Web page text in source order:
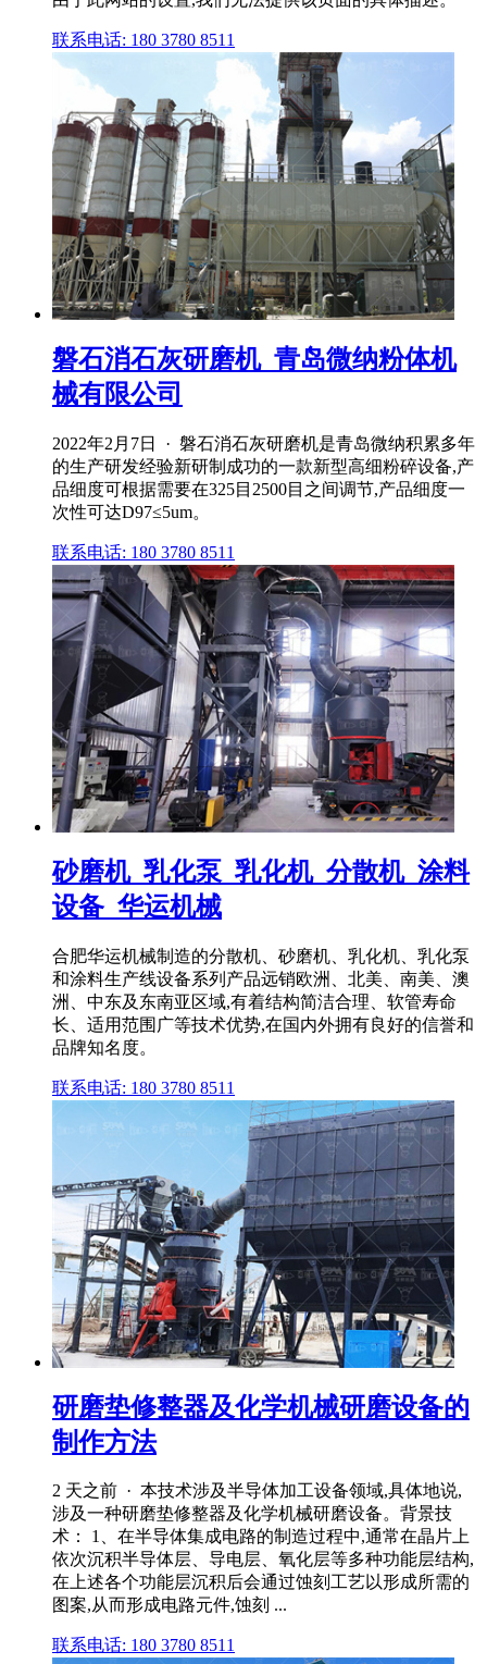
联系电话: 180 3780 8511
磐石消石灰研磨机_青岛微纳粉体机
械有限公司
2022年2月7日 · 磐石消石灰研磨机是青岛微纳积累多年
的生产研发经验新研制成功的一款新型高细粉碎设备,产
品细度可根据需要在325目2500目之间调节,产品细度一
次性可达D97≤5um。
联系电话: 180 3780 8511
砂磨机_乳化泵_乳化机_分散机_涂料
设备_华运机械
合肥华运机械制造的分散机、砂磨机、乳化机、乳化泵
和涂料生产线设备系列产品远销欧洲、北美、南美、澳
洲、中东及东南亚区域,有着结构简洁合理、软管寿命
长、适用范围广等技术优势,在国内外拥有良好的信誉和
品牌知名度。
联系电话: 180 3780 8511
研磨垫修整器及化学机械研磨设备的
制作方法
2 天之前 · 本技术涉及半导体加工设备领域,具体地说,
涉及一种研磨垫修整器及化学机械研磨设备。背景技
术： 1、在半导体集成电路的制造过程中,通常在晶片上
依次沉积半导体层、导电层、氧化层等多种功能层结构,
在上述各个功能层沉积后会通过蚀刻工艺以形成所需的
图案,从而形成电路元件,蚀刻 ...
联系电话: 180 3780 8511